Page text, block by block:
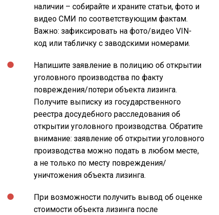
наличии – собирайте и храните статьи, фото и
видео СМИ по соответствующим фактам.
Важно: зафиксировать на фото/видео VIN-
код или табличку с заводскими номерами.
Напишите заявление в полицию об открытии
уголовного производства по факту
повреждения/потери объекта лизинга.
Получите выписку из государственного
реестра досудебного расследования об
открытии уголовного производства. Обратите
внимание: заявление об открытии уголовного
производства можно подать в любом месте,
а не только по месту повреждения/
уничтожения объекта лизинга.
При возможности получить вывод об оценке
стоимости объекта лизинга после